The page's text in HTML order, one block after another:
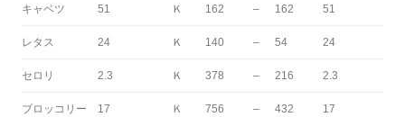
キャベツ 51 Ｋ 162 – 162 51
レタス 24 Ｋ 140 – 54 24
セロリ 2.3 Ｋ 378 – 216 2.3
ブロッコリー 17 Ｋ 756 – 432 17